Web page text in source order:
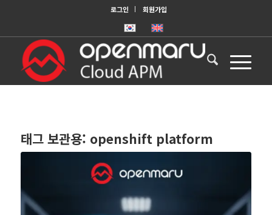
로그인 회원가입
태그 보관용: openshift platform